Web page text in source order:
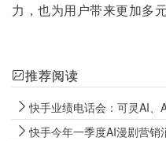
力，也为用户带来更加多
推荐阅读
快手业绩电话会：可灵AI、
快手今年一季度AI漫剧营销消